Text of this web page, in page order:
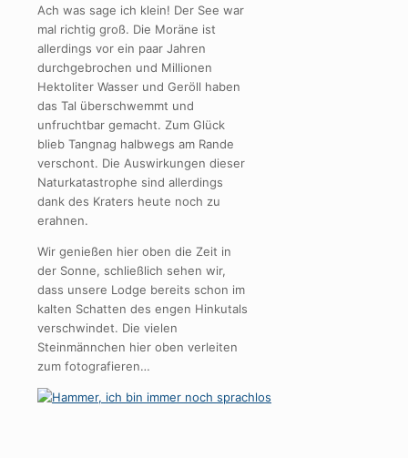
Ach was sage ich klein! Der See war
mal richtig groß. Die Moräne ist
allerdings vor ein paar Jahren
durchgebrochen und Millionen
Hektoliter Wasser und Geröll haben
das Tal überschwemmt und
unfruchtbar gemacht. Zum Glück
blieb Tangnag halbwegs am Rande
verschont. Die Auswirkungen dieser
Naturkatastrophe sind allerdings
dank des Kraters heute noch zu
erahnen.
Wir genießen hier oben die Zeit in
der Sonne, schließlich sehen wir,
dass unsere Lodge bereits schon im
kalten Schatten des engen Hinkutals
verschwindet. Die vielen
Steinmännchen hier oben verleiten
zum fotografieren…